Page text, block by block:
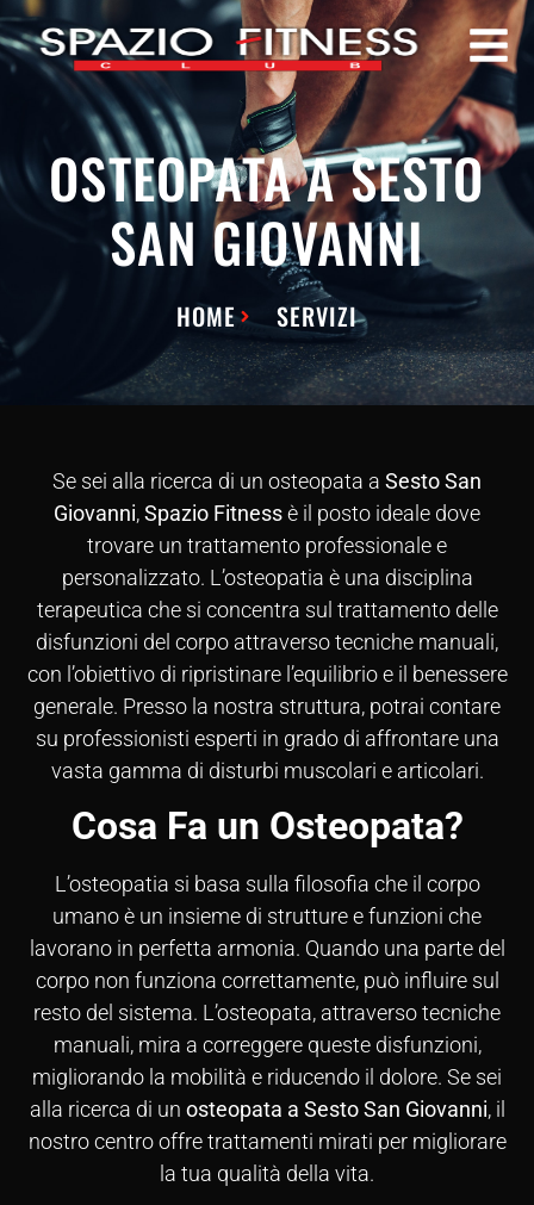
OSTEOPATA A SESTO
SAN GIOVANNI
HOME SERVIZI
Se sei alla ricerca di un osteopata a Sesto San
Giovanni,Spazio Fitnessè il posto ideale dove
trovare un trattamento professionale e
personalizzato. L’osteopatia è una disciplina
terapeutica che si concentra sul trattamento delle
disfunzioni del corpo attraverso tecniche manuali,
con l’obiettivo di ripristinare l’equilibrio e il benessere
generale. Presso la nostra struttura, potrai contare
su professionisti esperti in grado di affrontare una
vasta gamma di disturbi muscolari e articolari.
Cosa Fa un Osteopata?
L’osteopatia si basa sulla filosofia che il corpo
umano è un insieme di strutture e funzioni che
lavorano in perfetta armonia. Quando una parte del
corpo non funziona correttamente, può influire sul
resto del sistema. L’osteopata, attraverso tecniche
manuali, mira a correggere queste disfunzioni,
migliorando la mobilità e riducendo il dolore. Se sei
alla ricerca di un osteopata a Sesto San Giovanni, il
nostro centro offre trattamenti mirati per migliorare
la tua qualità della vita.